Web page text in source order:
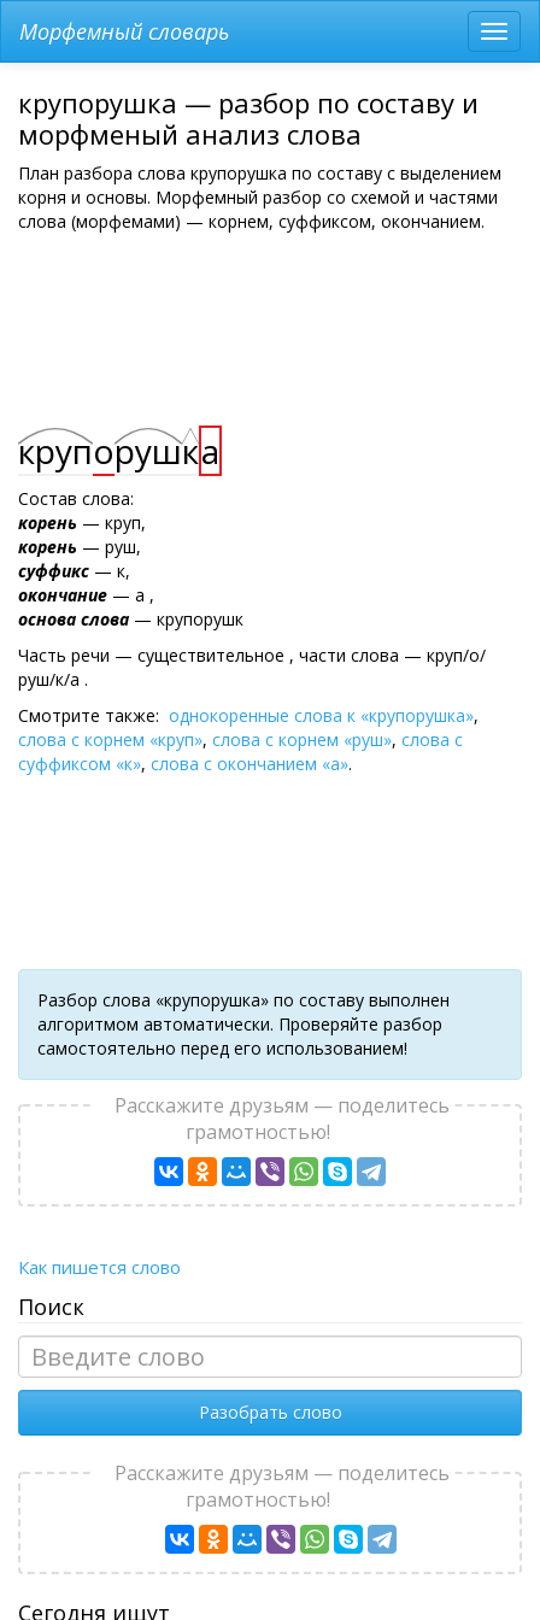
меню
Морфемный словарь
крупорушка — разбор по составу и
морфменый анализ слова
План разбора слова крупорушка по составу с выделением
корня и основы. Морфемный разбор со схемой и частями
слова (морфемами) — корнем, суффиксом, окончанием.
крупорушка
Состав слова:
корень — круп,
корень — руш,
суффикс — к,
окончание — а ,
основа слова — крупорушк
Часть речи — существительное , части слова — круп/о/
руш/к/а .
Смотрите также: однокоренные слова к «крупорушка»,
слова с корнем «круп», слова с корнем «руш», слова с
суффиксом «к», слова с окончанием «а».
Разбор слова «крупорушка» по составу выполнен
алгоритмом автоматически. Проверяйте разбор
самостоятельно перед его использованием!
Расскажите друзьям — поделитесь
грамотностью!
Как пишется слово
Поиск
Разобрать слово
Расскажите друзьям — поделитесь
грамотностью!
Сегодня ищут